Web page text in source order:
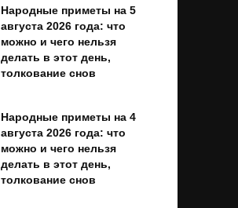
Народные приметы на 5
августа 2026 года: что
можно и чего нельзя
делать в этот день,
толкование снов
Народные приметы на 4
августа 2026 года: что
можно и чего нельзя
делать в этот день,
толкование снов